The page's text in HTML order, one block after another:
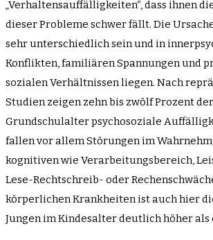
„Verhaltensauffälligkeiten“, dass ihnen
dieser Probleme schwer fällt. Die
sehr unterschiedlich sein und in
Konflikten, familiären Spannungen und
sozialen Verhältnissen liegen. Nach
Studien zeigen zehn bis zwölf Prozent
Grundschulalter psychosoziale
fallen vor allem Störungen im
kognitiven wie Verarbeitungsbereich,
Lese-Rechtschreib- oder
körperlichen Krankheiten ist auch hier
Jungen im Kindesalter deutlich höher als